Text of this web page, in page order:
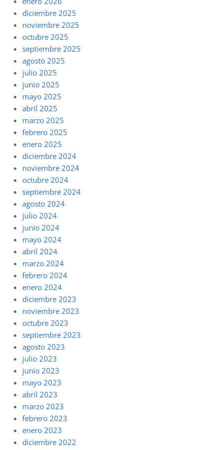
diciembre 2025
noviembre 2025
octubre 2025
septiembre 2025
agosto 2025
julio 2025
junio 2025
mayo 2025
abril 2025
marzo 2025
febrero 2025
enero 2025
diciembre 2024
noviembre 2024
octubre 2024
septiembre 2024
agosto 2024
julio 2024
junio 2024
mayo 2024
abril 2024
marzo 2024
febrero 2024
enero 2024
diciembre 2023
noviembre 2023
octubre 2023
septiembre 2023
agosto 2023
julio 2023
junio 2023
mayo 2023
abril 2023
marzo 2023
febrero 2023
enero 2023
diciembre 2022